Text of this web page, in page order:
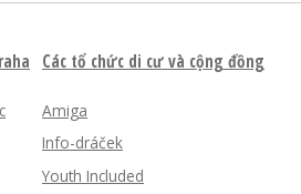
Các tổ chức di cư và cộng đồng
Amiga
Info-dráček
Youth Included